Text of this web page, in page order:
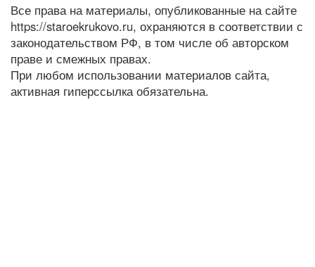
Все права на материалы, опубликованные на сайте
https://staroekrukovo.ru, охраняются в соответствии с
законодательством РФ, в том числе об авторском
праве и смежных правах.
При любом использовании материалов сайта,
активная гиперссылка обязательна.